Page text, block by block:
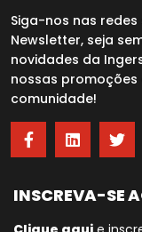
Siga-nos nas
Newsletter, seja
novidades da
nossas
comunidade!
INSCREVA-SE